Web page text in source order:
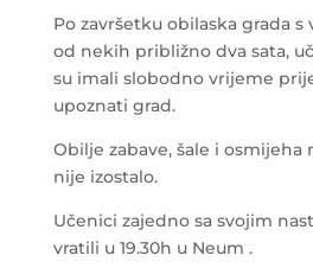
Po završetku obilaska grada
od nekih približno dva sata,
su imali slobodno vrijeme
upoznati grad.
Obilje zabave, šale i osmijeha
nije izostalo.
Učenici zajedno sa svojim
vratili u 19.30h u Neum .